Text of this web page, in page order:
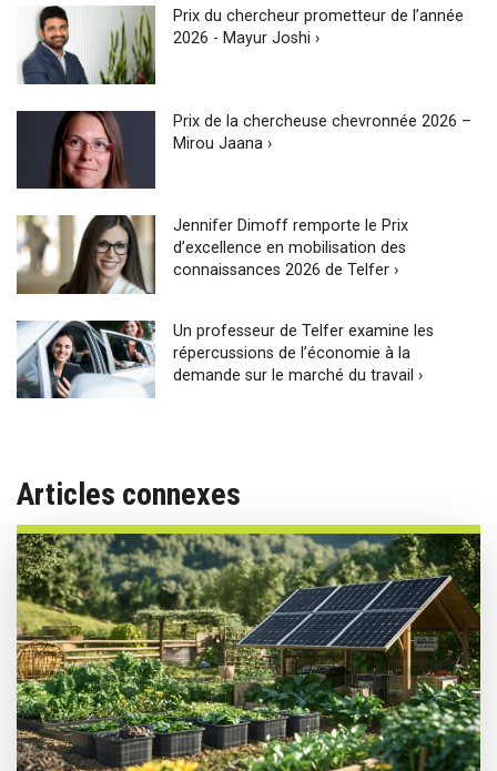
Prix du chercheur prometteur de l’année
2026 - Mayur Joshi ›
Prix de la chercheuse chevronnée 2026 –
Mirou Jaana ›
Jennifer Dimoff remporte le Prix
d’excellence en mobilisation des
connaissances 2026 de Telfer ›
Un professeur de Telfer examine les
répercussions de l’économie à la
demande sur le marché du travail ›
Articles connexes